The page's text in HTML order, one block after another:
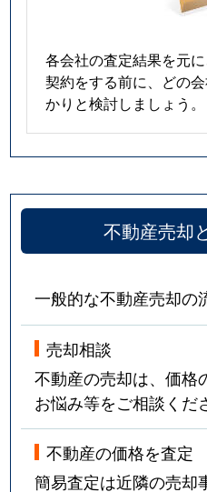
各会社の査定結果を元に
契約をする前に、どの
かりと検討しましょう。
不動産売却
一般的な不動産売却の
売却相談
不動産の売却は、価格
お悩み等をご相談くだ
不動産の価格を査定
簡易査定は近隣の売却